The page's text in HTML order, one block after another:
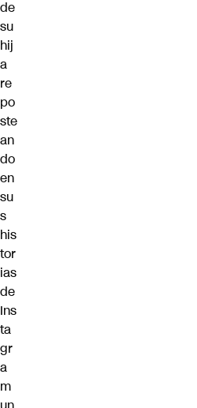
de
su
hij
a
re
po
ste
an
do
en
su
s
his
tor
ias
de
Ins
ta
gr
a
m